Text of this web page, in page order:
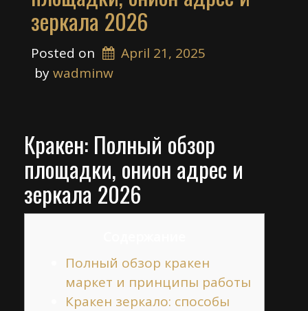
зеркала 2026
Posted on
April 21, 2025
by wadminw
Кракен: Полный обзор
площадки, онион адрес и
зеркала 2026
Полный обзор кракен
маркет и принципы работы
Кракен зеркало: способы